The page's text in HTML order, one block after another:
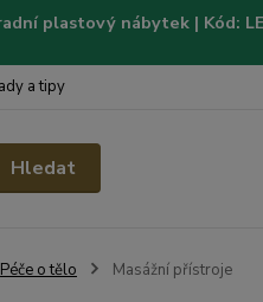
plastový nábytek | Kód:
a tipy
Hledat
Péče o tělo Masážní přístroje